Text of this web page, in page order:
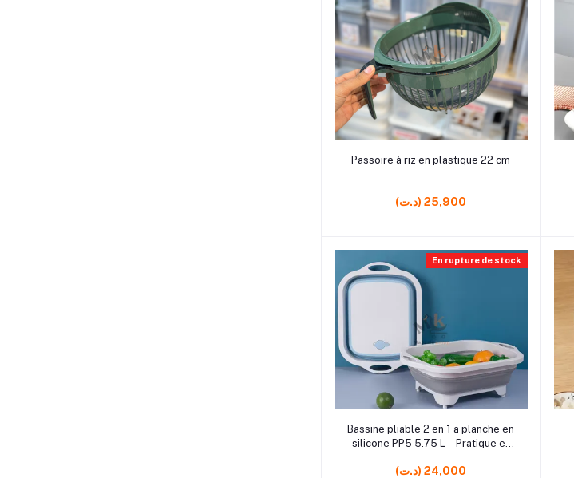
Ajouter au panier
Passoire à riz en plastique 22 cm
(د.ت) 25,900
En rupture de stock
Ajouter au panier
Bassine pliable 2 en 1 a planche en
silicone PP5 5.75 L – Pratique et
(د.ت) 24,000